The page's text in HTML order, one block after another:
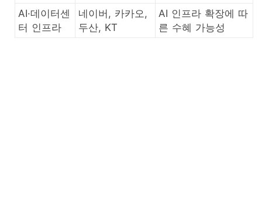
AI·데이터센
터 인프라
네이버, 카카오,
두산, KT
AI 인프라 확장에 따
른 수혜 가능성